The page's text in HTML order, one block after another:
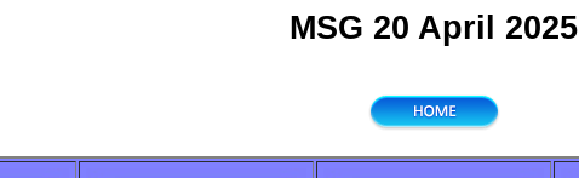
MSG 20 April 2025